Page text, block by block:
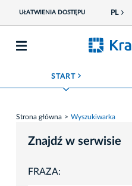
UŁATWIENIA DOSTĘPU PL
START ROZWIŃ MENU
Strona główna Wyszukiwarka
Znajdź w serwisie
FRAZA: